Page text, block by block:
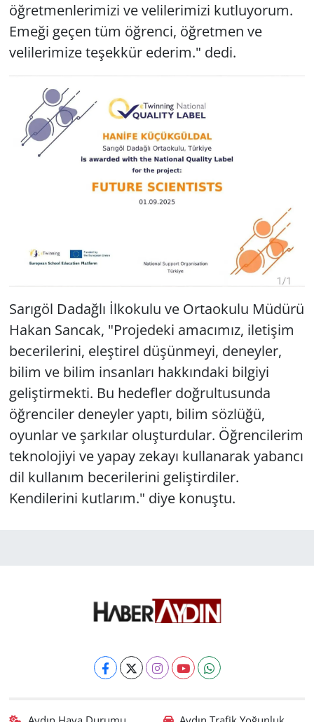
öğretmenlerimizi ve velilerimizi kutluyorum.
Emeği geçen tüm öğrenci, öğretmen ve
velilerimize teşekkür ederim." dedi.
Sarıgöl Dadağlı İlkokulu ve Ortaokulu Müdürü
Hakan Sancak, "Projedeki amacımız, iletişim
becerilerini, eleştirel düşünmeyi, deneyler,
bilim ve bilim insanları hakkındaki bilgiyi
geliştirmekti. Bu hedefler doğrultusunda
öğrenciler deneyler yaptı, bilim sözlüğü,
oyunlar ve şarkılar oluşturdular. Öğrencilerim
teknolojiyi ve yapay zekayı kullanarak yabancı
dil kullanım becerilerini geliştirdiler.
Kendilerini kutlarım." diye konuştu.